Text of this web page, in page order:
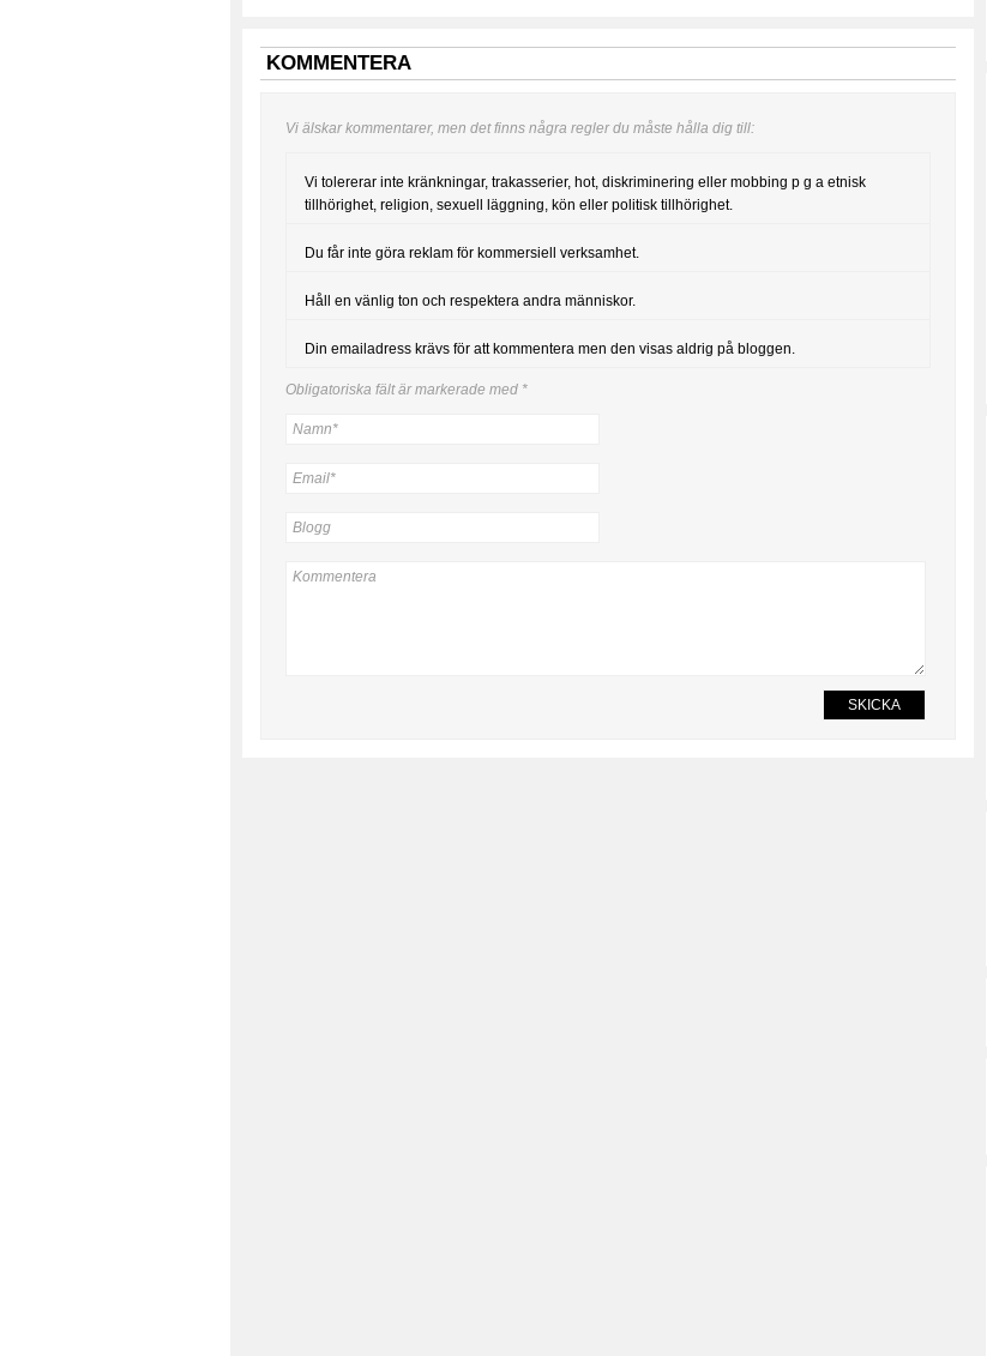
KOMMENTERA
Vi älskar kommentarer, men det finns några regler du måste hålla dig till:
Vi tolererar inte kränkningar, trakasserier, hot, diskriminering eller mobbing p g a etnisk
tillhörighet, religion, sexuell läggning, kön eller politisk tillhörighet.
Du får inte göra reklam för kommersiell verksamhet.
Håll en vänlig ton och respektera andra människor.
Din emailadress krävs för att kommentera men den visas aldrig på bloggen.
Obligatoriska fält är markerade med *